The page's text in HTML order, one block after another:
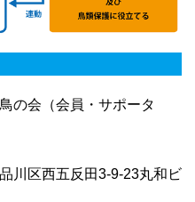
の会（会員・サポータ
川区西五反田3-9-23丸和ビ